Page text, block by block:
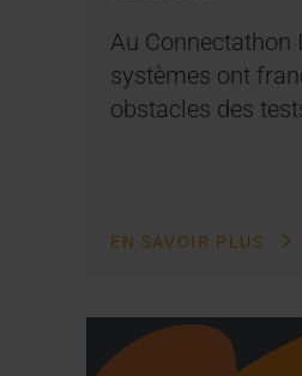
Au Connectathon
systèmes ont
obstacles des
EN SAVOIR PLUS